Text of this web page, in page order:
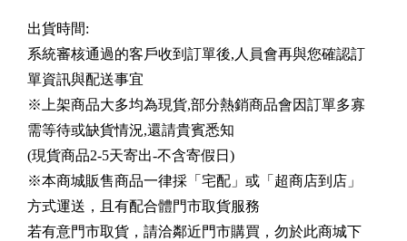
出貨時間:
系統審核通過的客戶收到訂單後,人員會再與您確認訂
單資訊與配送事宜
※上架商品大多均為現貨,部分熱銷商品會因訂單多寡
需等待或缺貨情況,還請貴賓悉知
(現貨商品2-5天寄出-不含寄假日)
※本商城販售商品一律採「宅配」或「超商店到店」
方式運送，且有配合體門市取貨服務
若有意門市取貨，請洽鄰近門市購買，勿於此商城下